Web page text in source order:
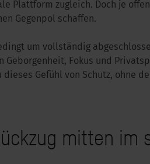
Plattform zugleich. Doch je
Gegenpol schaffen.
um vollständig
Geborgenheit, Fokus und
Gefühl von Schutz, ohne
mitten im